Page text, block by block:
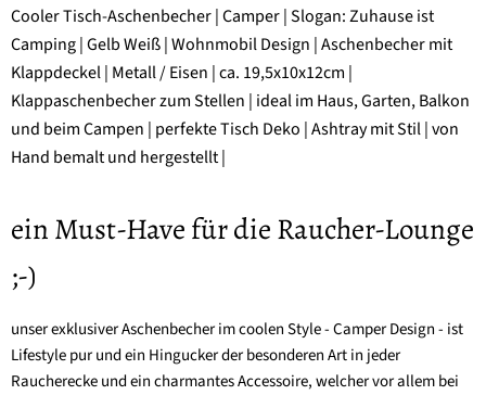
Cooler Tisch-Aschenbecher | Camper | Slogan: Zuhause ist
Camping | Gelb Weiß | Wohnmobil Design | Aschenbecher mit
Klappdeckel | Metall / Eisen | ca. 19,5x10x12cm |
Klappaschenbecher zum Stellen | ideal im Haus, Garten, Balkon
und beim Campen | perfekte Tisch Deko | Ashtray mit Stil | von
Hand bemalt und hergestellt |
ein Must-Have für die Raucher-Lounge
;-)
unser exklusiver Aschenbecher im coolen Style - Camper Design - ist
Lifestyle pur und ein Hingucker der besonderen Art in jeder
Raucherecke und ein charmantes Accessoire, welcher vor allem bei